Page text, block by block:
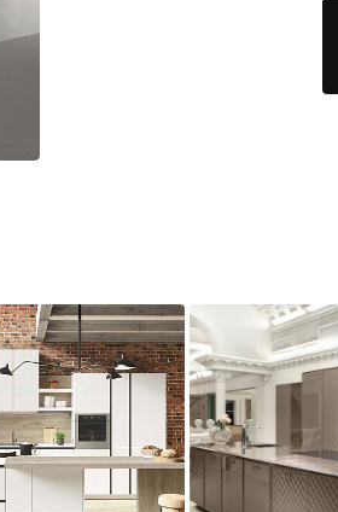
Двери и перегородки